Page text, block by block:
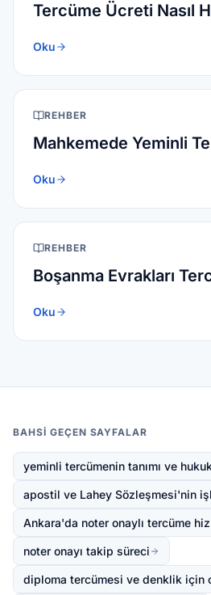
Tercüme Ücreti Nasıl
Oku
REHBER
Mahkemede Yeminli
Oku
REHBER
Boşanma Evrakları
Oku
BAHSI GEÇEN SAYFALAR
yeminli tercümenin tanımı ve
apostil ve Lahey Sözleşmesi'nin
Ankara'da noter onaylı tercüme
noter onayı takip süreci
diploma tercümesi ve denklik için